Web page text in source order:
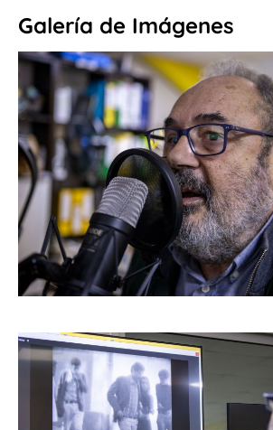
Galería de Imágenes